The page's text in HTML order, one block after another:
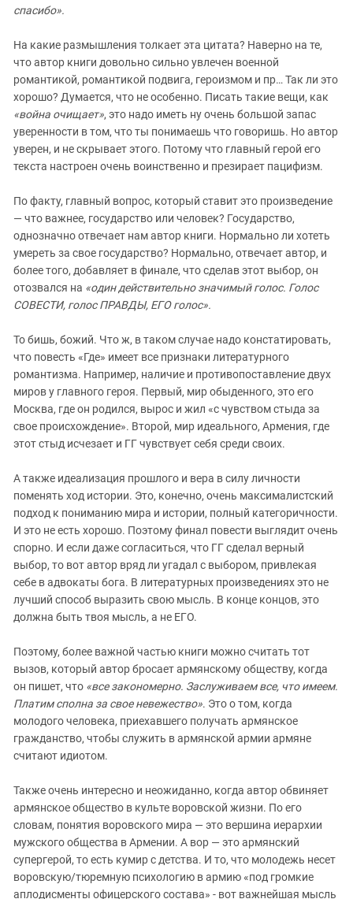
спасибо».
На какие размышления толкает эта цитата? Наверно на те,
что автор книги довольно сильно увлечен военной
романтикой, романтикой подвига, героизмом и пр… Так ли это
хорошо? Думается, что не особенно. Писать такие вещи, как
«война очищает», это надо иметь ну очень большой запас
уверенности в том, что ты понимаешь что говоришь. Но автор
уверен, и не скрывает этого. Потому что главный герой его
текста настроен очень воинственно и презирает пацифизм.
По факту, главный вопрос, который ставит это произведение
— что важнее, государство или человек? Государство,
однозначно отвечает нам автор книги. Нормально ли хотеть
умереть за свое государство? Нормально, отвечает автор, и
более того, добавляет в финале, что сделав этот выбор, он
отозвался на «один действительно значимый голос. Голос
СОВЕСТИ, голос ПРАВДЫ, ЕГО голос».
То бишь, божий. Что ж, в таком случае надо констатировать,
что повесть «Где» имеет все признаки литературного
романтизма. Например, наличие и противопоставление двух
миров у главного героя. Первый, мир обыденного, это его
Москва, где он родился, вырос и жил «с чувством стыда за
свое происхождение». Второй, мир идеального, Армения, где
этот стыд исчезает и ГГ чувствует себя среди своих.
А также идеализация прошлого и вера в силу личности
поменять ход истории. Это, конечно, очень максималистский
подход к пониманию мира и истории, полный категоричности.
И это не есть хорошо. Поэтому финал повести выглядит очень
спорно. И если даже согласиться, что ГГ сделал верный
выбор, то вот автор вряд ли угадал с выбором, привлекая
себе в адвокаты бога. В литературных произведениях это не
лучший способ выразить свою мысль. В конце концов, это
должна быть твоя мысль, а не ЕГО.
Поэтому, более важной частью книги можно считать тот
вызов, который автор бросает армянскому обществу, когда
он пишет, что «все закономерно. Заслуживаем все, что имеем.
Платим сполна за свое невежество». Это о том, когда
молодого человека, приехавшего получать армянское
гражданство, чтобы служить в армянской армии армяне
считают идиотом.
Также очень интересно и неожиданно, когда автор обвиняет
армянское общество в культе воровской жизни. По его
словам, понятия воровского мира — это вершина иерархии
мужского общества в Армении. А вор — это армянский
супергерой, то есть кумир с детства. И то, что молодежь несет
воровскую/тюремную психологию в армию «под громкие
аплодисменты офицерского состава» - вот важнейшая мысль